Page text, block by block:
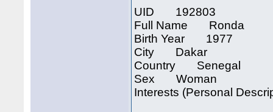
UID 192803
Full Name Ronda
Birth Year 1977
City Dakar
Country Senegal
Sex Woman
Interests (Personal